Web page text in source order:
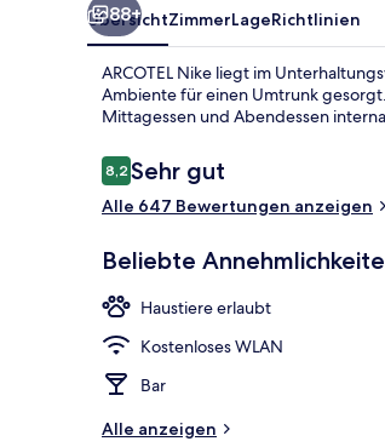
88+
ÜbersichtZimmerLageRichtlinien
ARCOTEL Nike liegt im
Ambiente für einen Umtrunk
Mittagessen und Abendessen
Bewertungen
8,28,2 von 10.
Sehr gut
Alle 647 Bewertungen anzeigen
Beliebte
Haustiere erlaubt
Kostenloses WLAN
Bar
Alle anzeigen